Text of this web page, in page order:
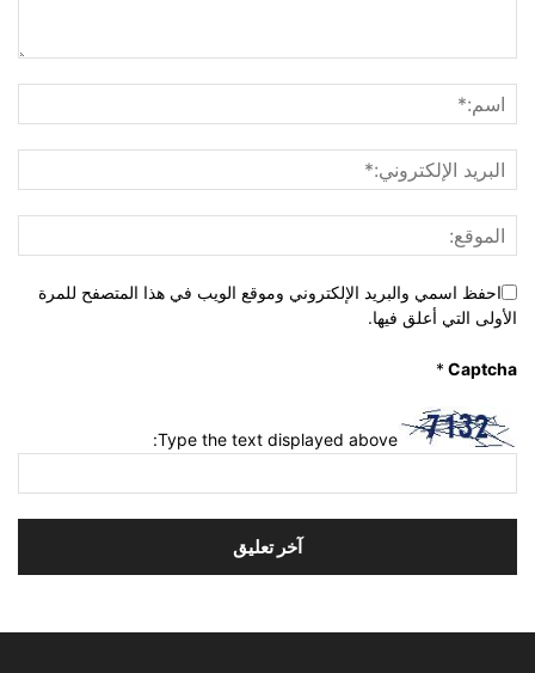
احفظ اسمي والبريد الإلكتروني وموقع الويب في هذا المتصفح للمرة
الأولى التي أعلق فيها.
Captcha
*
Type the text displayed above: